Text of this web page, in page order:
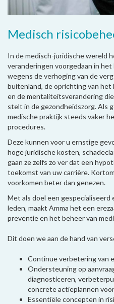
Medisch
In de medisch-juridische wereld
veranderingen voorgedaan in het
wegens de verhoging van de
buitenland, de oprichting van het
en de mentaliteitsverandering
stelt in de gezondheidszorg. Als
medische praktijk steeds vaker
procedures.
Deze kunnen voor u ernstige
hoge juridische kosten,
gaan ze zelfs zo ver dat een
toekomst van uw carrière.
voorkomen beter dan genezen.
Met als doel een gespecialiseerd
leden, maakt Amma het een
preventie en het beheer van
Dit doen we aan de hand van
Continue verbetering van
Ondersteuning op
diagnosticeren,
concrete actieplannen
Essentiële concepten in